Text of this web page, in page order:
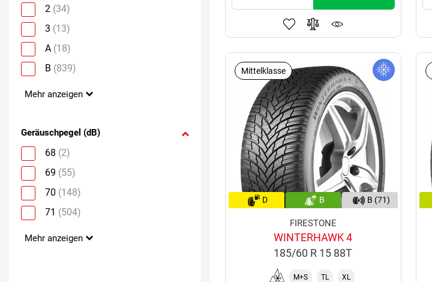
2 (34)
3 (13)
A (18)
B (839)
Mehr anzeigen
Geräuschpegel (dB)
68 (2)
69 (55)
70 (148)
71 (504)
Mehr anzeigen
Mittelklasse
D B B (71)
FIRESTONE
WINTERHAWK 4
185/60 R 15 88T
M+S TL XL